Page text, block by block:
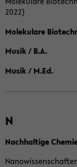
2022)
Molekulare
Musik / B.A.
Musik / M.Ed.
N
Nachhaltige